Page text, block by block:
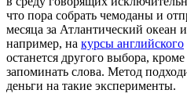
что пора собрать чемоданы и
месяца за Атлантический океан
например, на курсы английского
останется другого выбора,
запоминать слова. Метод
деньги на такие эксперименты.